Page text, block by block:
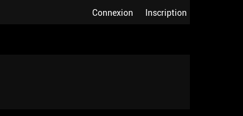
Inscription
Connexion